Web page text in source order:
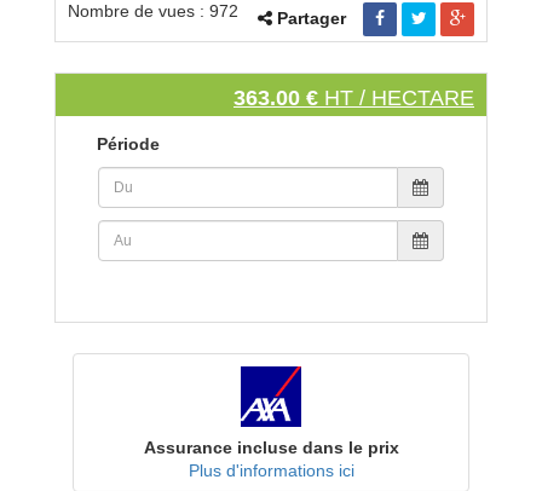
Nombre de vues : 972 Partager
363.00 € HT / HECTARE
Période
Assurance incluse dans le prix
Plus d'informations ici